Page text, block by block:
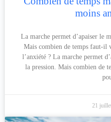
moins
La marche permet d’apaiser le
Mais combien de temps faut-il
l’anxiété ? La marche permet
la pression. Mais combien de
21